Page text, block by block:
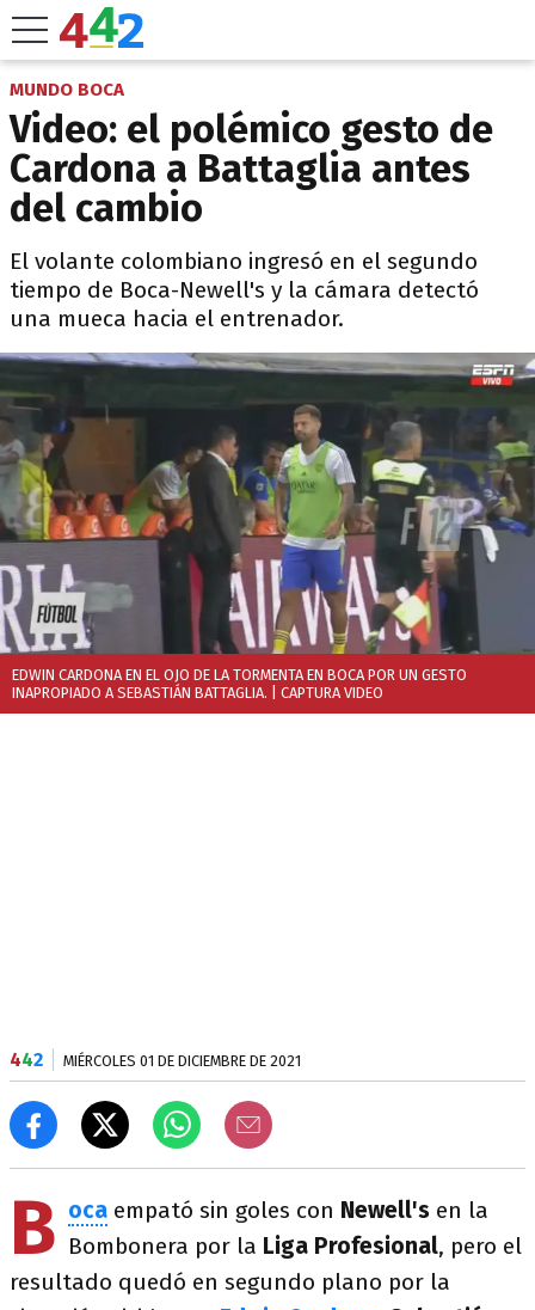
MUNDO BOCA
Video: el polémico gesto de
Cardona a Battaglia antes
del cambio
El volante colombiano ingresó en el segundo
tiempo de Boca-Newell's y la cámara detectó
una mueca hacia el entrenador.
EDWIN CARDONA EN EL OJO DE LA TORMENTA EN BOCA POR UN GESTO
INAPROPIADO A SEBASTIÁN BATTAGLIA.
| CAPTURA VIDEO
442 MIÉRCOLES 01 DE DICIEMBRE DE 2021
B oca empató sin goles con Newell's en la
Bombonera por la Liga Profesional, pero el
resultado quedó en segundo plano por la